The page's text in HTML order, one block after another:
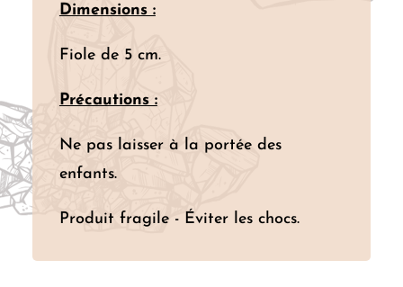
Dimensions :
Fiole de 5 cm.
Précautions :
Ne pas laisser à la portée des
enfants.
Produit fragile - Éviter les chocs.